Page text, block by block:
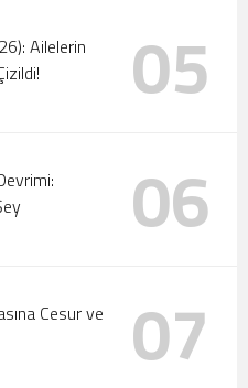
Ailelerin
05
06
Cesur ve
07